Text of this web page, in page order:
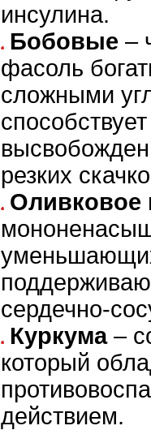
инсулина.
Бобовые –
фасоль
сложными
резких
Оливковое
сердечно-
Куркума–
который
действием.